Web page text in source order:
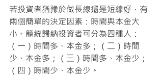
若投資者猶豫於做長線還是短線好，有
兩個簡單的決定因素：時間與本金大
小。籠統歸納投資者可分為四種人：
（一）時間多、本金多；（二）時間
少、本金多；（三）時間多、本金少；
（四）時間少、本金少。